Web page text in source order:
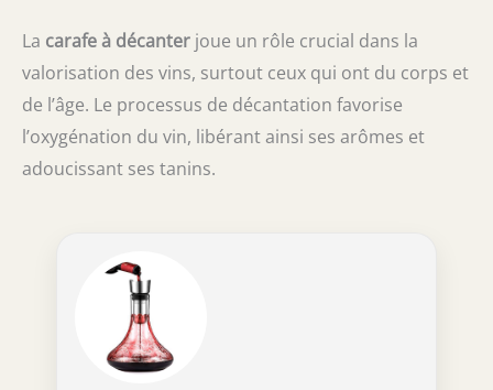
La carafe à décanter joue un rôle crucial dans la
valorisation des vins, surtout ceux qui ont du corps et
de l’âge. Le processus de décantation favorise
l’oxygénation du vin, libérant ainsi ses arômes et
adoucissant ses tanins.